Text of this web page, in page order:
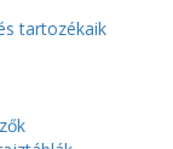
tartozékaik